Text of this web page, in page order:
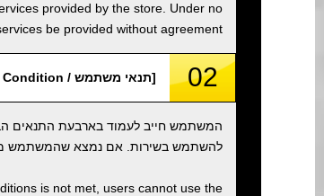
provided by the store. Under no
be provided without agreement.
02 [תנאי משתמש / User Condition]
המשתמש חייב לעמוד בארבעת
להשתמש בשירות. אם נמצא שהמשתמש
is not met, users cannot use the